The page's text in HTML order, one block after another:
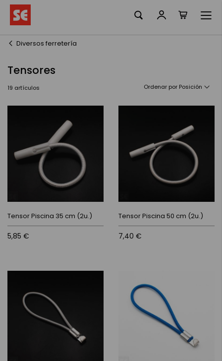
contenido
Diversos ferretería
Tensores
19 artículos Ordenar por
Tensor Piscina 35 cm (2u.)
5,85 €
Tensor Piscina 50 cm (2u.)
7,40 €